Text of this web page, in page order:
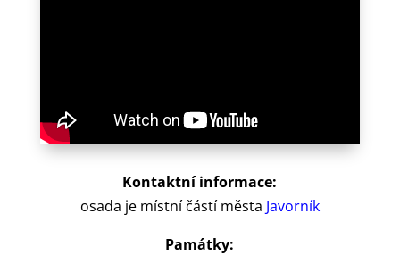
Kontaktní informace:
osada je místní částí města Javorník
Památky: